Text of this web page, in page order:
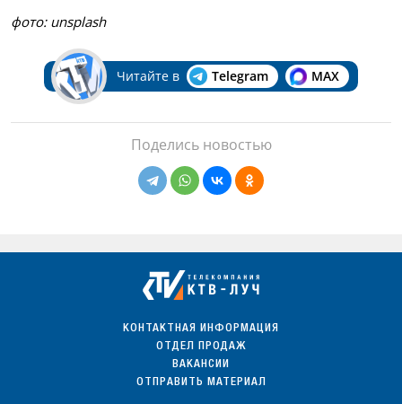
фото: unsplash
Читайте в Telegram MAX
Поделись новостью
КОНТАКТНАЯ ИНФОРМАЦИЯ
ОТДЕЛ ПРОДАЖ
ВАКАНСИИ
ОТПРАВИТЬ МАТЕРИАЛ